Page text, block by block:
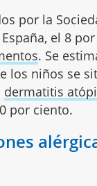
por la
el 8
. Se
los niños se
dermatitis
por ciento.